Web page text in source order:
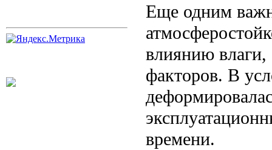
Еще одним
влиянию влаги,
факторов. В
времени.